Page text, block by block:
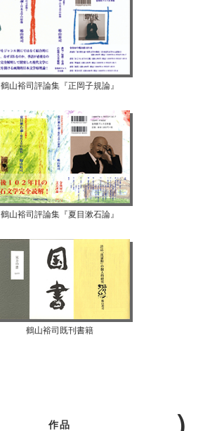
鶴山裕司評論集『正岡子規論』
鶴山裕司評論集『夏目漱石論』
鶴山裕司既刊書籍
作品